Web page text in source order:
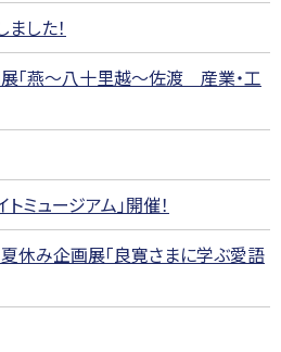
した！
展「燕～八十里越～佐渡 産業・工
ミュージアム」開催！
休み企画展「良寛さまに学ぶ愛語